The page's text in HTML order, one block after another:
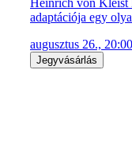
Heinrich von Kleist
adaptációja egy
augusztus 26.,
Jegyvásárlás